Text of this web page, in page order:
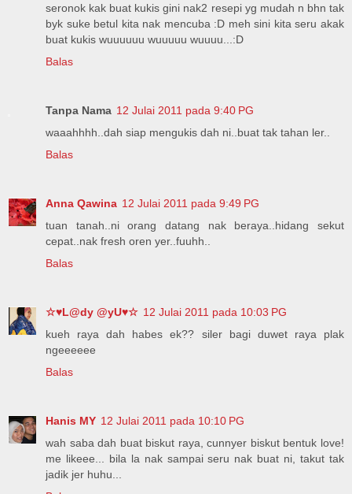
seronok kak buat kukis gini nak2 resepi yg mudah n bhn tak
byk suke betul kita nak mencuba :D meh sini kita seru akak
buat kukis wuuuuuu wuuuuu wuuuu...:D
Balas
Tanpa Nama 12 Julai 2011 pada 9:40 PG
waaahhhh..dah siap mengukis dah ni..buat tak tahan ler..
Balas
Anna Qawina 12 Julai 2011 pada 9:49 PG
tuan tanah..ni orang datang nak beraya..hidang sekut
cepat..nak fresh oren yer..fuuhh..
Balas
☆♥L@dy @yU♥☆ 12 Julai 2011 pada 10:03 PG
kueh raya dah habes ek?? siler bagi duwet raya plak
ngeeeeee
Balas
Hanis MY 12 Julai 2011 pada 10:10 PG
wah saba dah buat biskut raya, cunnyer biskut bentuk love!
me likeee... bila la nak sampai seru nak buat ni, takut tak
jadik jer huhu...